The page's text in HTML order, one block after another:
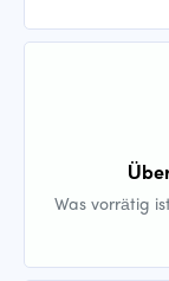
Was vorrätig